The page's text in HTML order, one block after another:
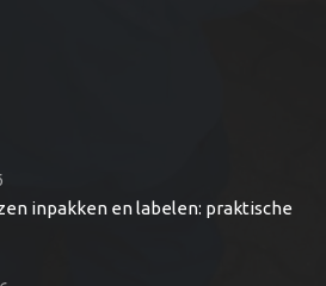
inpakken en labelen: praktische